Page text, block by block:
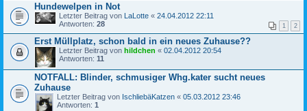
Hundewelpen in Not
Letzter Beitrag von LaLotte « 24.04.2012 22:11
Antworten: 28 1 2
Erst Müllplatz, schon bald in ein neues Zuhause??
Letzter Beitrag von hildchen « 02.04.2012 20:54
Antworten: 11
NOTFALL: Blinder, schmusiger Whg.kater sucht neues
Zuhause
Letzter Beitrag von IschliebäKatzen « 05.03.2012 23:46
Antworten: 1